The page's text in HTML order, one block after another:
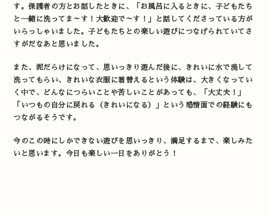
す。保護者の方とお話したときに、「お風呂に入るときに、子どもたち
と一緒に洗ってま～す！大歓迎で～す！」と話してくださっている方が
いらっしゃいました。子どもたちとの楽しい遊びにつなげられていてさ
すがだなあと思いました。
また、泥だらけになって、思いっきり遊んだ後に、きれいに水で流して
洗ってもらい、きれいな衣服に着替えるという体験は、大きくなってい
く中で、どんなにつらいことや苦しいことがあっても、「大丈夫！」
「いつもの自分に戻れる（きれいになる）」という感情面での経験にも
つながるそうです。
今のこの時にしかできない遊びを思いっきり、満足するまで、楽しみた
いと思います。今日も楽しい一日をありがとう！